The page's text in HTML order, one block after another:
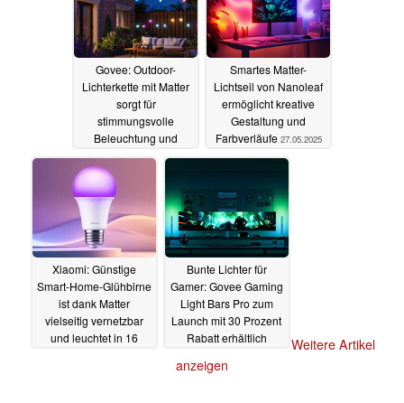
Govee: Outdoor-
Lichterkette mit Matter
sorgt für
stimmungsvolle
Beleuchtung und
startet mit Rabatt
Smartes Matter-
Lichtseil von Nanoleaf
ermöglicht kreative
Gestaltung und
Farbverläufe 27.05.2025
Xiaomi: Günstige
Smart-Home-Glühbirne
ist dank Matter
vielseitig vernetzbar
und leuchtet in 16
Bunte Lichter für
Gamer: Govee Gaming
Light Bars Pro zum
Launch mit 30 Prozent
Rabatt erhältlich
Weitere Artikel
anzeigen